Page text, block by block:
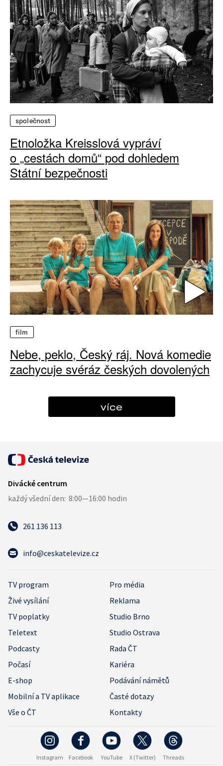
společnost
Etnoložka Kreisslová vypráví
o „cestách domů“ pod dohledem
Státní bezpečnosti
film
Nebe, peklo, Český ráj. Nová komedie
zachycuje svéráz českých dovolených
více
261 136 113
info@ceskatelevize.cz
TV program
Pro média
Živé vysílání
Reklama
TV poplatky
Studio Brno
Teletext
Studio Ostrava
Podcasty
Rada ČT
Počasí
Kariéra
E-shop
Podávání námětů
Mobilní a TV aplikace
Časté dotazy
Vše o ČT
Kontakty
Instagram Facebook YouTube X (Twitter) Threads